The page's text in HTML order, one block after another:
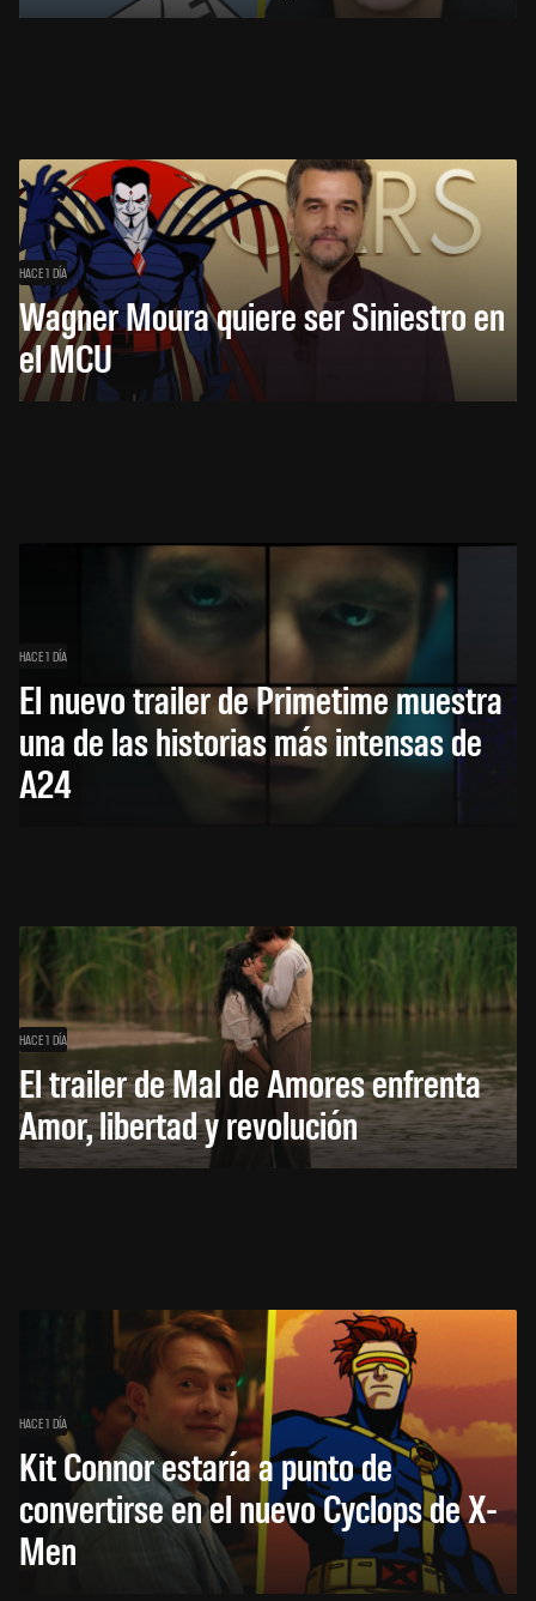
HACE 1 DÍA
Wagner Moura quiere ser Siniestro en
el MCU
HACE 1 DÍA
El nuevo trailer de Primetime muestra
una de las historias más intensas de
A24
HACE 1 DÍA
El trailer de Mal de Amores enfrenta
Amor, libertad y revolución
HACE 1 DÍA
Kit Connor estaría a punto de
convertirse en el nuevo Cyclops de X-
Men